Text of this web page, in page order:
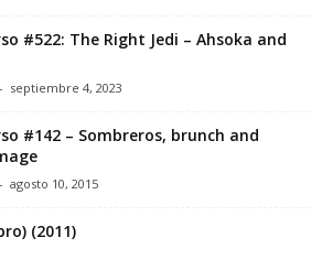
#522: The Right Jedi – Ahsoka and
- septiembre 4, 2023
#142 – Sombreros, brunch and
- agosto 10, 2015
(2011)